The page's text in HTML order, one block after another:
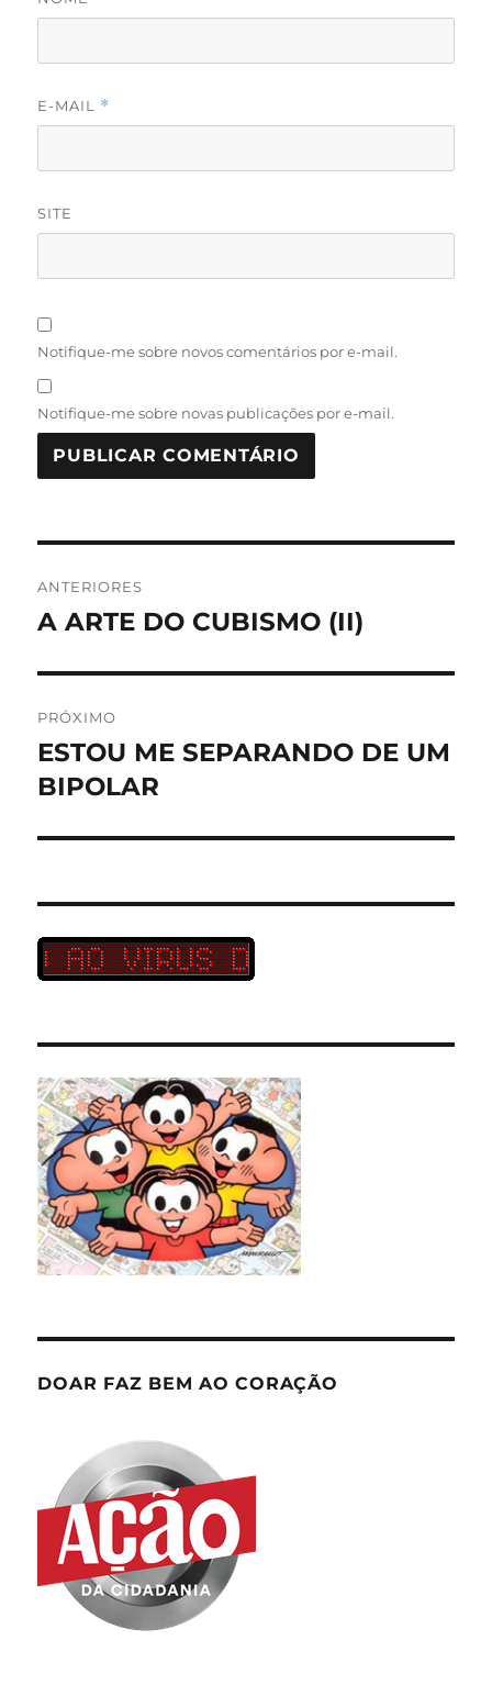
E-MAIL *
SITE
Notifique-me sobre novos comentários por e-mail.
Notifique-me sobre novas publicações por e-mail.
de
ANTERIORES
Post
A ARTE DO CUBISMO (II)
PRÓXIMO
Próximo
post:
ESTOU ME SEPARANDO DE UM
BIPOLAR
DOAR FAZ BEM AO CORAÇÃO